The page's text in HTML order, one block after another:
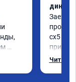
Заехал
сх5
педаль
Читать